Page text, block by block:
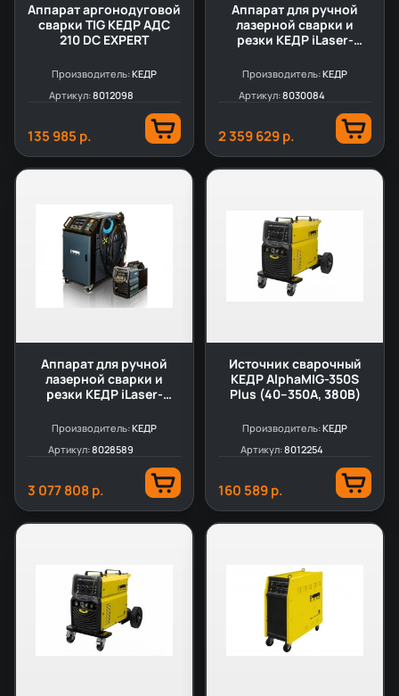
Аппарат аргонодуговой
сварки TIG КЕДР АДС
210 DC EXPERT
Производитель:КЕДР
Артикул:8012098
135 985 р.
Аппарат для ручной
лазерной сварки и
резки КЕДР iLaser-
Производитель:КЕДР
Артикул:8030084
2 359 629 р.
Аппарат для ручной
лазерной сварки и
резки КЕДР iLaser-
Производитель:КЕДР
Артикул:8028589
3 077 808 р.
Источник сварочный
КЕДР AlphaMIG-350S
Plus (40–350А, 380В)
Производитель:КЕДР
Артикул:8012254
160 589 р.